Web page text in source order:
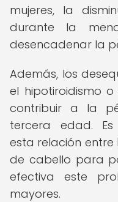
mujeres, la
durante la
desencadenar la
Además, los
el hipotiroidismo
contribuir a la
tercera edad.
esta relación
de cabello para
efectiva este
mayores.